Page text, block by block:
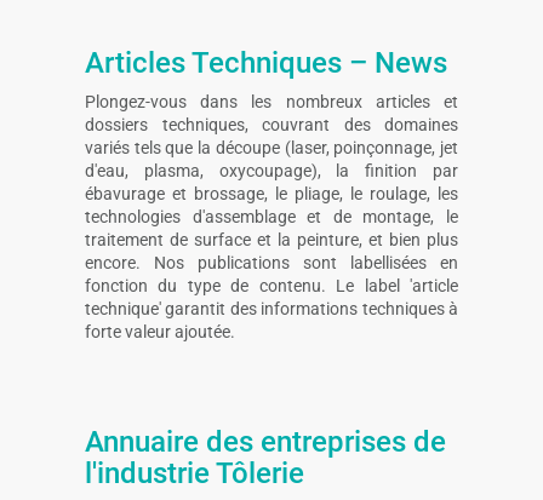
Articles Techniques – News
Plongez-vous dans les nombreux articles et
dossiers techniques, couvrant des domaines
variés tels que la découpe (laser, poinçonnage, jet
d'eau, plasma, oxycoupage), la finition par
ébavurage et brossage, le pliage, le roulage, les
technologies d'assemblage et de montage, le
traitement de surface et la peinture, et bien plus
encore. Nos publications sont labellisées en
fonction du type de contenu. Le label 'article
technique' garantit des informations techniques à
forte valeur ajoutée.
Annuaire des entreprises de
l'industrie Tôlerie